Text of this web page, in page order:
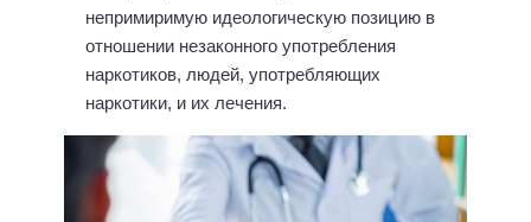
непримиримую идеологическую позицию в
отношении незаконного употребления
наркотиков, людей, употребляющих
наркотики, и их лечения.